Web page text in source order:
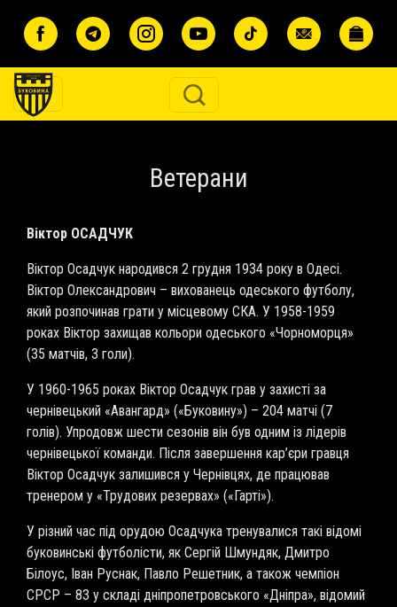
Ветерани
Віктор ОСАДЧУК
Віктор Осадчук народився 2 грудня 1934 року в Одесі.
Віктор Олександрович – вихованець одеського футболу,
який розпочинав грати у місцевому СКА. У 1958-1959
роках Віктор захищав кольори одеського «Чорноморця»
(35 матчів, 3 голи).
У 1960-1965 роках Віктор Осадчук грав у захисті за
чернівецький «Авангард» («Буковину») – 204 матчі (7
голів). Упродовж шести сезонів він був одним із лідерів
чернівецької команди. Після завершення кар’єри гравця
Віктор Осадчук залишився у Чернівцях, де працював
тренером у «Трудових резервах» («Гарті»).
У різний час під орудою Осадчука тренувалися такі відомі
буковинські футболісти, як Сергій Шмундяк, Дмитро
Білоус, Іван Руснак, Павло Решетник, а також чемпіон
СРСР – 83 у складі дніпропетровського «Дніпра», відомий